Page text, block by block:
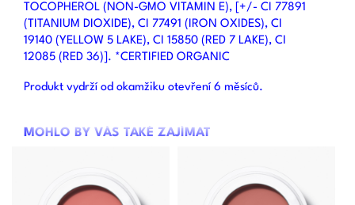
TOCOPHEROL (NON-GMO VITAMIN E), [+/- CI 77891
(TITANIUM DIOXIDE), CI 77491 (IRON OXIDES), CI
19140 (YELLOW 5 LAKE), CI 15850 (RED 7 LAKE), CI
12085 (RED 36)]. *CERTIFIED ORGANIC
Produkt vydrží od okamžiku otevření 6 měsíců.
MOHLO BY VÁS TAKÉ ZAJÍMAT